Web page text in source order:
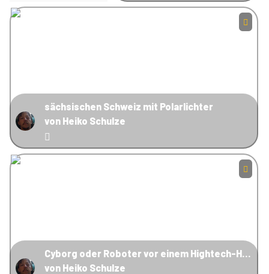
sächsischen Schweiz mit Polarlichter
von Heiko Schulze
Cyborg oder Roboter vor einem Hightech-Hintergrund
von Heiko Schulze